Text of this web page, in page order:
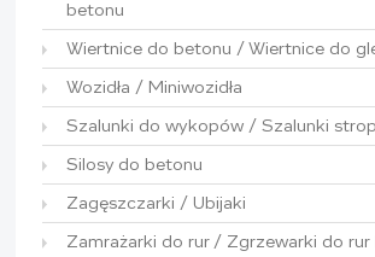
betonu
Wiertnice do betonu / Wiertnice do
Wozidła / Miniwozidła
Szalunki do wykopów / Szalunki
Silosy do betonu
Zagęszczarki / Ubijaki
Zamrażarki do rur / Zgrzewarki do rur